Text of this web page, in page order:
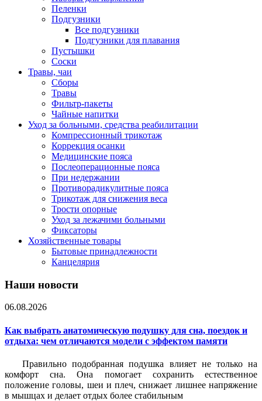
Пеленки
Подгузники
Все подгузники
Подгузники для плавания
Пустышки
Соски
Травы, чаи
Сборы
Травы
Фильтр-пакеты
Чайные напитки
Уход за больными, средства реабилитации
Компрессионный трикотаж
Коррекция осанки
Медицинские пояса
Послеоперационные пояса
При недержании
Противорадикулитные пояса
Трикотаж для снижения веса
Трости опорные
Уход за лежачими больными
Фиксаторы
Хозяйственные товары
Бытовые принадлежности
Канцелярия
Наши новости
06.08.2026
Как выбрать анатомическую подушку для сна, поездок и
отдыха: чем отличаются модели с эффектом памяти
Правильно подобранная подушка влияет не только на
комфорт сна. Она помогает сохранить естественное
положение головы, шеи и плеч, снижает лишнее напряжение
в мышцах и делает отдых более стабильным